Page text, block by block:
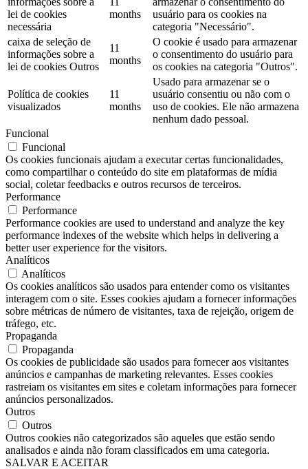
lei de cookies
necessária
months
usuário para os cookies na
categoria "Necessário".
caixa de seleção de
informações sobre a
lei de cookies Outros
11
months
O cookie é usado para armazenar
o consentimento do usuário para
os cookies na categoria "Outros".
Política de cookies
visualizados
11
months
Usado para armazenar se o
usuário consentiu ou não com o
uso de cookies. Ele não armazena
nenhum dado pessoal.
Funcional
Funcional
Os cookies funcionais ajudam a executar certas funcionalidades,
como compartilhar o conteúdo do site em plataformas de mídia
social, coletar feedbacks e outros recursos de terceiros.
Performance
Performance
Performance cookies are used to understand and analyze the key
performance indexes of the website which helps in delivering a
better user experience for the visitors.
Analíticos
Analíticos
Os cookies analíticos são usados ​​para entender como os visitantes
interagem com o site. Esses cookies ajudam a fornecer informações
sobre métricas de número de visitantes, taxa de rejeição, origem de
tráfego, etc.
Propaganda
Propaganda
Os cookies de publicidade são usados ​​para fornecer aos visitantes
anúncios e campanhas de marketing relevantes. Esses cookies
rastreiam os visitantes em sites e coletam informações para fornecer
anúncios personalizados.
Outros
Outros
Outros cookies não categorizados são aqueles que estão sendo
analisados ​​e ainda não foram classificados em uma categoria.
SALVAR E ACEITAR